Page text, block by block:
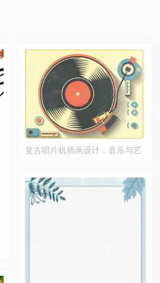
复古唱片机插画设计：音乐与艺